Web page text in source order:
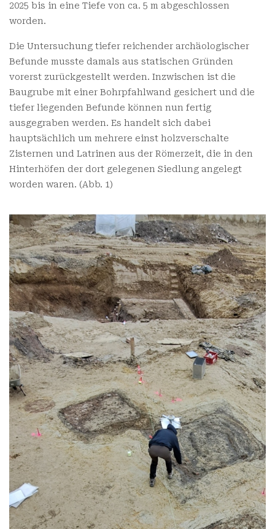
2025 bis in eine Tiefe von ca. 5 m abgeschlossen
worden.
Die Untersuchung tiefer reichender archäologischer
Befunde musste damals aus statischen Gründen
vorerst zurückgestellt werden. Inzwischen ist die
Baugrube mit einer Bohrpfahlwand gesichert und die
tiefer liegenden Befunde können nun fertig
ausgegraben werden. Es handelt sich dabei
hauptsächlich um mehrere einst holzverschalte
Zisternen und Latrinen aus der Römerzeit, die in den
Hinterhöfen der dort gelegenen Siedlung angelegt
worden waren. (Abb. 1)